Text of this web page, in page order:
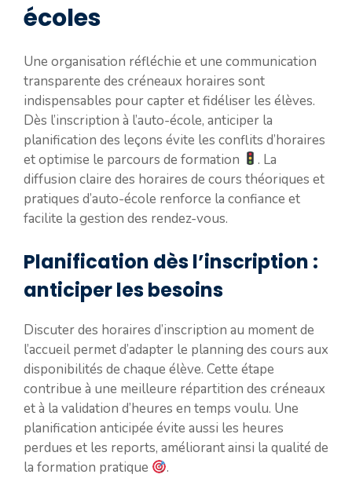
écoles
Une organisation réfléchie et une communication
transparente des créneaux horaires sont
indispensables pour capter et fidéliser les élèves.
Dès l’inscription à l’auto-école, anticiper la
planification des leçons évite les conflits d’horaires
et optimise le parcours de formation
. La
diffusion claire des horaires de cours théoriques et
pratiques d’auto-école renforce la confiance et
facilite la gestion des rendez-vous.
Planification dès l’inscription :
anticiper les besoins
Discuter des horaires d’inscription au moment de
l’accueil permet d’adapter le planning des cours aux
disponibilités de chaque élève. Cette étape
contribue à une meilleure répartition des créneaux
et à la validation d’heures en temps voulu. Une
planification anticipée évite aussi les heures
perdues et les reports, améliorant ainsi la qualité de
la formation pratique
.